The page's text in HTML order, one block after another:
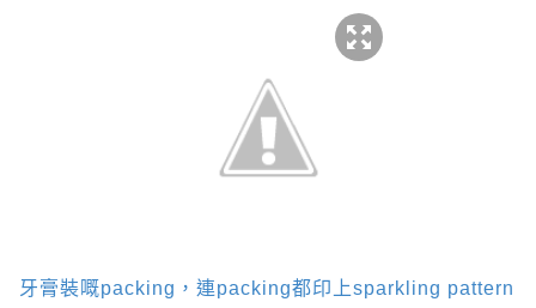
牙膏裝嘅packing ，連packing都印上sparkling pattern